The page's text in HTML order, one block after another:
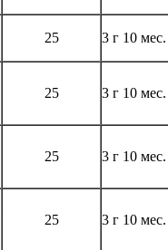
25 3 г 10 мес.
25 3 г 10 мес.
25 3 г 10 мес.
25 3 г 10 мес.